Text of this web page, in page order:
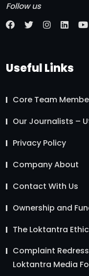
Follow us
Useful Links
Core Team
Our Journalists –
Privacy Policy
Company About
Contact With Us
Ownership and
The Loktantra
Complaint
Loktantra Media